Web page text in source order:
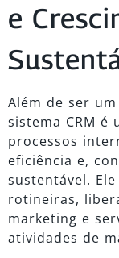
e
Além de ser
sistema CRM
processos
eficiência e,
sustentável.
rotineiras,
marketing e
atividades de